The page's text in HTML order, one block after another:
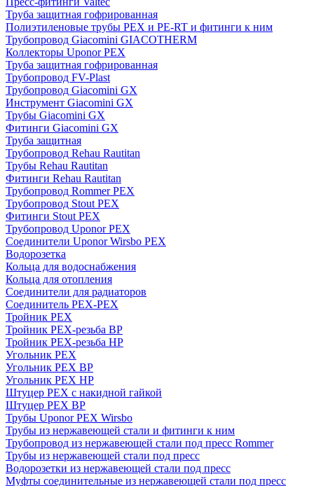
Труба защитная гофрированная
Полиэтиленовые трубы PEX и PE-RT и фитинги к ним
Трубопровод Giacomini GIACOTHERM
Коллекторы Uponor PEX
Труба защитная гофрированная
Трубопровод FV-Plast
Трубопровод Giacomini GX
Инструмент Giacomini GX
Трубы Giacomini GX
Фитинги Giacomini GX
Труба защитная
Трубопровод Rehau Rautitan
Трубы Rehau Rautitan
Фитинги Rehau Rautitan
Трубопровод Rommer PEX
Трубопровод Stout PEX
Фитинги Stout PEX
Трубопровод Uponor PEX
Соединители Uponor Wirsbo PEX
Водорозетка
Кольца для водоснабжения
Кольца для отопления
Соединители для радиаторов
Соединитель PEX-PEX
Тройник PEX
Тройник PEX-резьба ВР
Тройник PEX-резьба НР
Угольник PEX
Угольник PEX ВР
Угольник PEX НР
Штуцер PEX c накидной гайкой
Штуцер PEX ВР
Трубы Uponor PEX Wirsbo
Трубы из нержавеющей стали и фитинги к ним
Трубопровод из нержавеющей стали под пресс Rommer
Трубы из нержавеющей стали под пресс
Водорозетки из нержавеющей стали под пресс
Муфты соединительные из нержавеющей стали под пресс